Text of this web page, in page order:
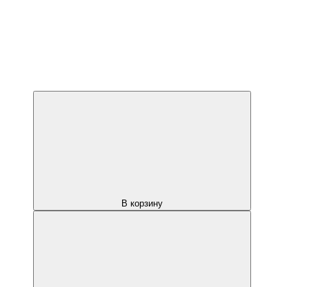
В корзину